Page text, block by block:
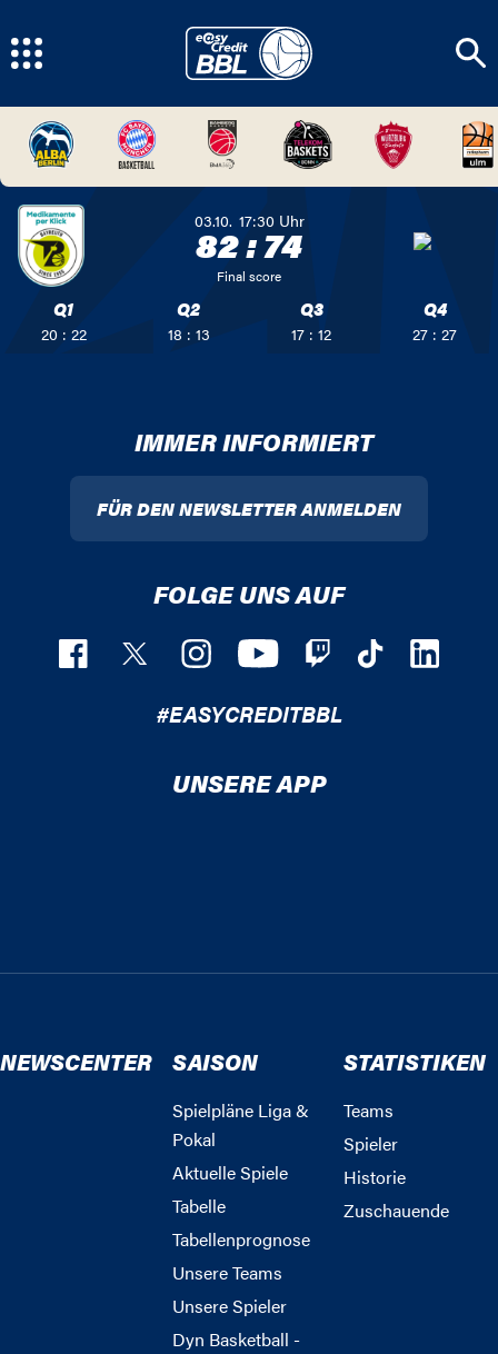
03.10. 17:30 Uhr
82:74
Final score
Q1
20 : 22
Q2
18 : 13
Q3
17 : 12
Q4
27 : 27
IMMER INFORMIERT
FÜR DEN NEWSLETTER ANMELDEN
FOLGE UNS AUF
#EASYCREDITBBL
UNSERE APP
NEWSCENTER SAISON
Spielpläne Liga &
Pokal
Aktuelle Spiele
Tabelle
Tabellenprognose
Unsere Teams
Unsere Spieler
Dyn Basketball -
STATISTIKEN
Teams
Spieler
Historie
Zuschauende